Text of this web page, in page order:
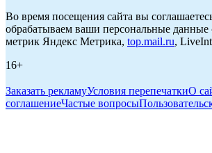
Во время посещения сайта вы
обрабатываем ваши персональные данные
метрик Яндекс Метрика, top.mail.ru,
16+
Заказать рекламуУсловия перепечаткиО
соглашениеЧастые вопросы